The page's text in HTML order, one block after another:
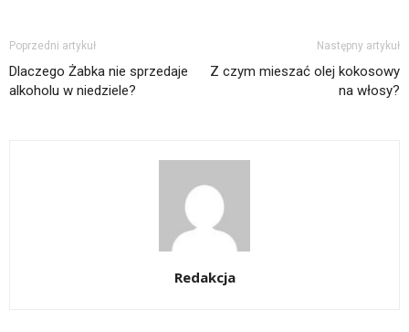
Poprzedni artykuł
Dlaczego Żabka nie sprzedaje
alkoholu w niedziele?
Następny artykuł
Z czym mieszać olej kokosowy
na włosy?
Redakcja